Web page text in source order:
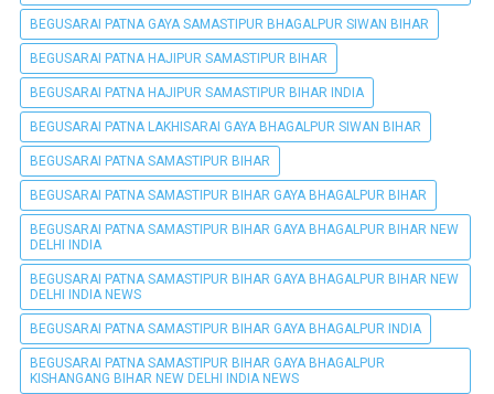
BEGUSARAI PATNA GAYA SAMASTIPUR BHAGALPUR SIWAN BIHAR
BEGUSARAI PATNA HAJIPUR SAMASTIPUR BIHAR
BEGUSARAI PATNA HAJIPUR SAMASTIPUR BIHAR INDIA
BEGUSARAI PATNA LAKHISARAI GAYA BHAGALPUR SIWAN BIHAR
BEGUSARAI PATNA SAMASTIPUR BIHAR
BEGUSARAI PATNA SAMASTIPUR BIHAR GAYA BHAGALPUR BIHAR
BEGUSARAI PATNA SAMASTIPUR BIHAR GAYA BHAGALPUR BIHAR NEW
DELHI INDIA
BEGUSARAI PATNA SAMASTIPUR BIHAR GAYA BHAGALPUR BIHAR NEW
DELHI INDIA NEWS
BEGUSARAI PATNA SAMASTIPUR BIHAR GAYA BHAGALPUR INDIA
BEGUSARAI PATNA SAMASTIPUR BIHAR GAYA BHAGALPUR
KISHANGANG BIHAR NEW DELHI INDIA NEWS